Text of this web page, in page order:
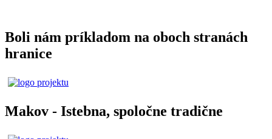
Boli nám príkladom na oboch stranách
hranice
Makov - Istebna, spoločne tradične